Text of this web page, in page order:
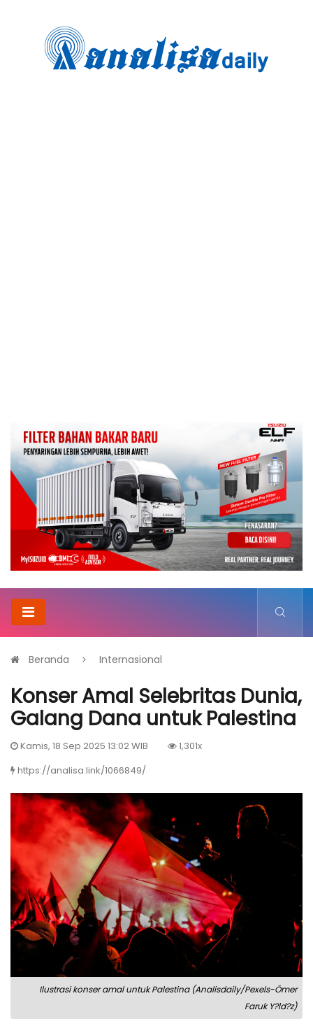
Beranda Internasional
Konser Amal Selebritas Dunia,
Galang Dana untuk Palestina
Kamis, 18 Sep 2025 13:02 WIB
1,301x
https://analisa.link/1066849/
Ilustrasi konser amal untuk Palestina (Analisdaily/Pexels-Ömer
Faruk Y?ld?z)